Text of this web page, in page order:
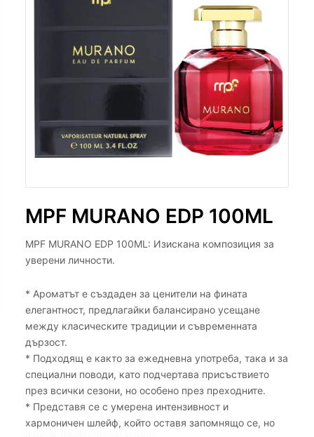
MPF MURANO EDP 100ML
MPF MURANO EDP 100ML: Изискана композиция за
уверени личности.
* Ароматът е създаден за ценители на фината
елегантност, предлагайки балансирано усещане
между класическите традиции и съвременната
дързост.
* Подходящ е както за ежедневна употреба, така и за
специални поводи, като подчертава присъствието
през всички сезони, но особено през преходните.
* Представя се с умерена интензивност и
хармоничен шлейф, който оставя запомнящо се, но